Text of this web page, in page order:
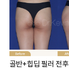
골반+힙딥 필러 전후